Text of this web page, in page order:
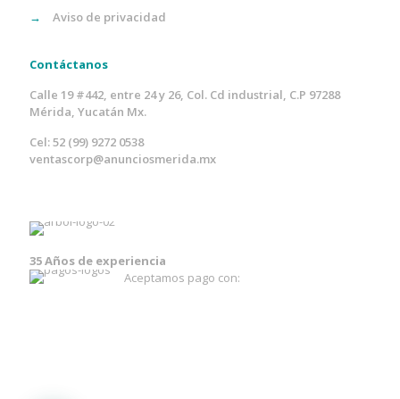
→
Aviso de privacidad
Contáctanos
Calle 19 #442, entre 24 y 26, Col. Cd industrial, C.P 97288
Mérida, Yucatán Mx.
Cel: 52 (99) 9272 0538
ventascorp@anunciosmerida.mx
35 Años de experiencia
Aceptamos pago con: